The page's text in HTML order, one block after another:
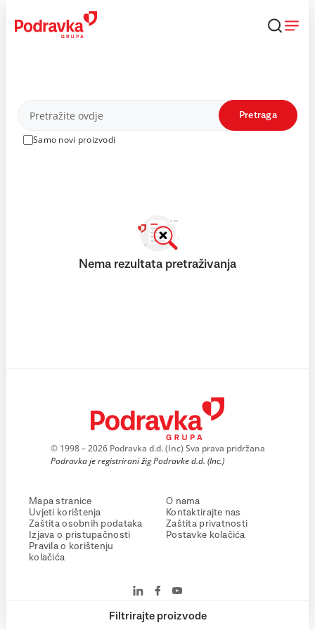
content
Proizvodi
Samo novi proizvodi
Pretraga
Filtrirajte proizvode
Nema rezultata pretraživanja
© 1998 – 2026 Podravka d.d. (Inc) Sva prava pridržana
Podravka je registrirani žig Podravke d.d. (Inc.)
Mapa stranice
Uvjeti korištenja
Zaštita osobnih podataka
Izjava o pristupačnosti
Pravila o korištenju
kolačića
O nama
Kontaktirajte nas
Zaštita privatnosti
Postavke kolačića